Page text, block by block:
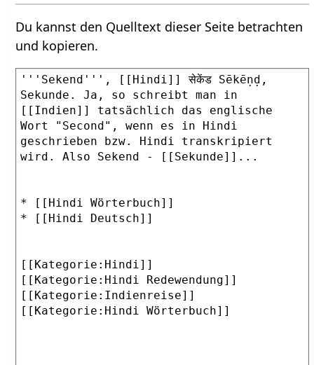
Du kannst den Quelltext dieser Seite betrachten
und kopieren.